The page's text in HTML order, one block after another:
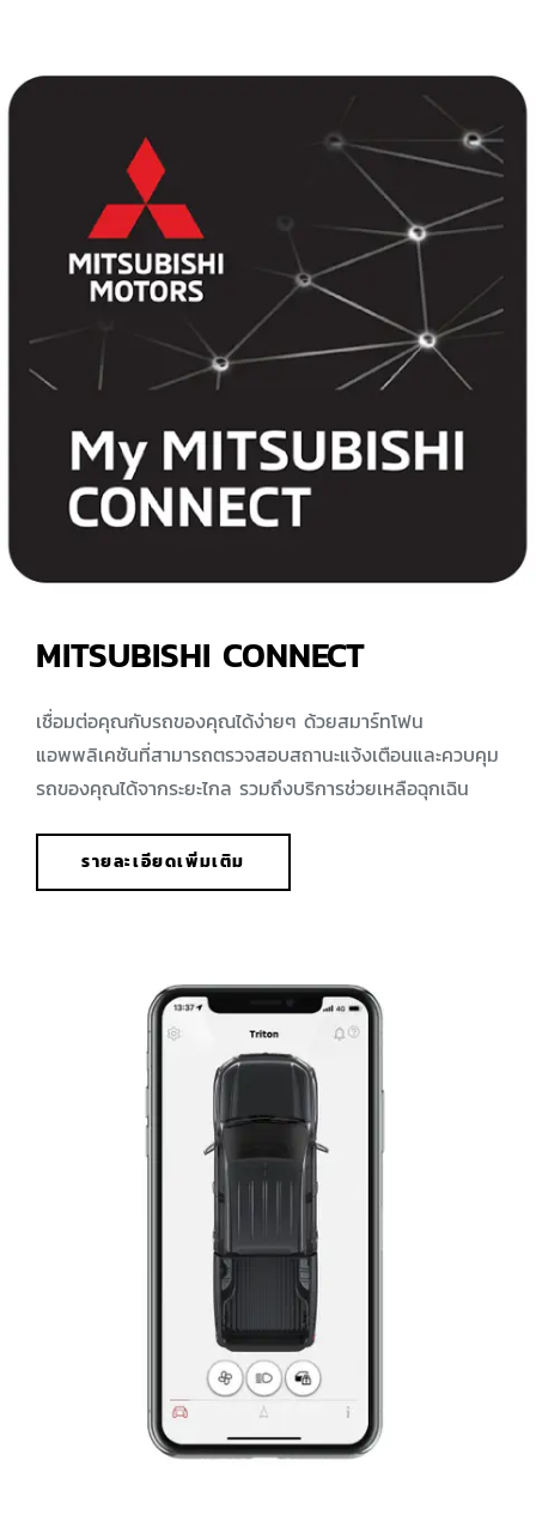
MITSUBISHI CONNECT
เชื่อมต่อคุณกับรถของคุณได้ง่ายๆ ด้วยสมาร์ทโฟน
แอพพลิเคชันที่สามารถตรวจสอบสถานะแจ้งเตือนและควบคุม
รถของคุณได้จากระยะไกล รวมถึงบริการช่วยเหลือฉุกเฉิน
รายละเอียดเพิ่มเติม